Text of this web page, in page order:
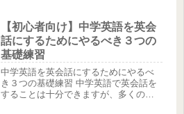
シピをみて大変参考になりました♪レパ
ートリーが増え...
【初心者向け】中学英語を英会
話にするためにやるべき３つの
基礎練習
中学英語を英会話にするためにやるべ
き３つの基礎練習 中学英語で英会話を
することは十分できますが、多くの初